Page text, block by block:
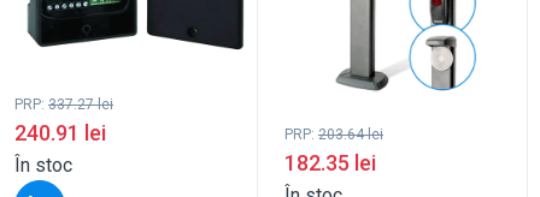
PRP: 337.27lei
240.91 lei
În stoc
PRP: 203.64lei
182.35 lei